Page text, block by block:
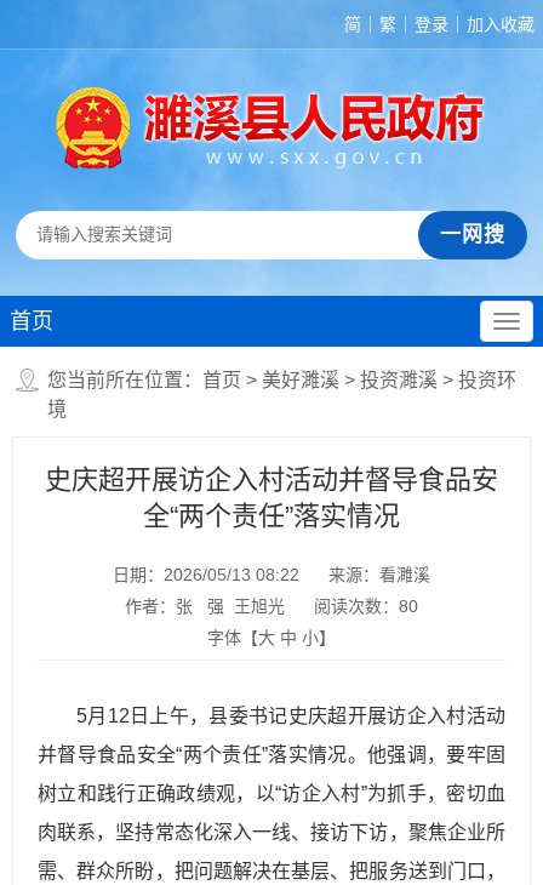
简 繁 登录 加入收藏
首页
您当前所在位置： 首页 > 美好濉溪 > 投资濉溪 > 投资环
境
史庆超开展访企入村活动并督导食品安
全“两个责任”落实情况
日期：2026/05/13 08:22
来源：看濉溪
作者：张 强 王旭光
阅读次数： 80
字体【大 中 小】
5月12日上午，县委书记史庆超开展访企入村活动
并督导食品安全“两个责任”落实情况。他强调，要牢固
树立和践行正确政绩观，以“访企入村”为抓手，密切血
肉联系，坚持常态化深入一线、接访下访，聚焦企业所
需、群众所盼，把问题解决在基层、把服务送到门口，